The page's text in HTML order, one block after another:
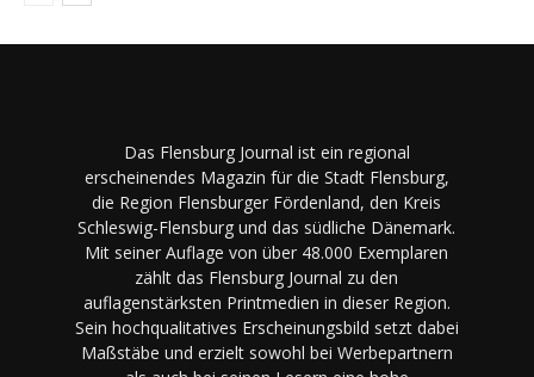
Das Flensburg Journal ist ein regional
erscheinendes Magazin für die Stadt Flensburg,
die Region Flensburger Fördenland, den Kreis
Schleswig-Flensburg und das südliche Dänemark.
Mit seiner Auflage von über 48.000 Exemplaren
zählt das Flensburg Journal zu den
auflagenstärksten Printmedien in dieser Region.
Sein hochqualitatives Erscheinungsbild setzt dabei
Maßstäbe und erzielt sowohl bei Werbepartnern